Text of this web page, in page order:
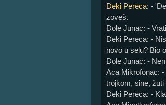
Deki Pereca: -
zoveš.
Đole Junac: -
Deki Pereca: -
novo u selu? Bio
Đole Junac: -
Aca Mikrofonac:
trojkom, sine,
Deki Pereca: -